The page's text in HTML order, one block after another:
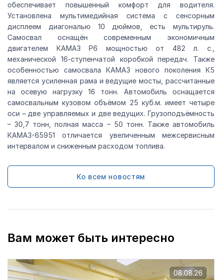
обеспечивает повышенный комфорт для водителя.
Установлена мультимедийная система с сенсорным
дисплеем диагональю 10 дюймов, есть мультируль.
Самосвал оснащён современным экономичным
двигателем КАМАЗ Р6 мощностью от 482 л. с.,
механической 16-ступенчатой коробкой передач. Также
особенностью самосвала КАМАЗ нового поколения К5
является усиленная рама и ведущие мосты, рассчитанные
на осевую нагрузку 16 тонн. Автомобиль оснащается
самосвальным кузовом объёмом 25 куб.м. имеет четыре
оси – две управляемых и две ведущих. Грузоподъёмность
– 30,7 тонн, полная масса – 50 тонн. Также автомобиль
КАМАЗ-65951 отличается увеличенным межсервисным
интервалом и сниженным расходом топлива.
Ко всем новостям
Вам может быть интересно
08.08.26